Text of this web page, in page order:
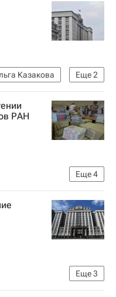
Еще2
Казакова
РАН
Еще4
РФ
Еще3